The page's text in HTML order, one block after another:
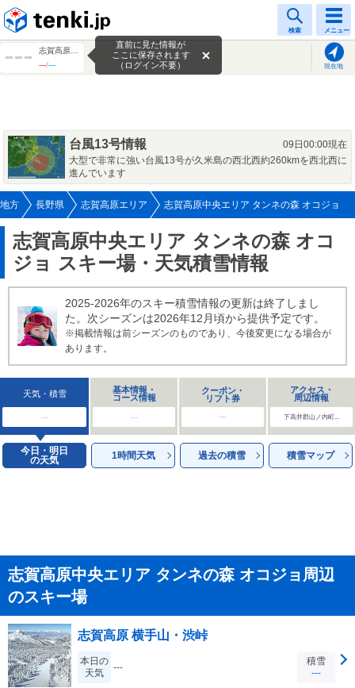
検索 メニュー
---/--- 現在地
直前に見た情報が
ここに保存されます
（ログイン不要）
台風13号情報
09日00:00現在
大型で非常に強い台風13号が久米島の西北西約260kmを西北西に
進んでいます
方 長野県 志賀高原エリア 志賀高原中央エリア タンネの森 オコジョ
志賀高原中央エリア タンネの森 オコ
ジョ スキー場・天気積雪情報
2025-2026年のスキー積雪情報の更新は終了しまし
た。次シーズンは2026年12月頃から提供予定です。
※掲載情報は前シーズンのものであり、今後変更になる場合が
あります。
天気・積雪
---
基本情報・
コース情報
---
クーポン・
リフト券
---
アクセス・
周辺情報
下高井郡山ノ内町...
今日・明日
の天気
1時間天気 過去の積雪 積雪マップ
志賀高原中央エリア タンネの森 オコジョ周辺
のスキー場
志賀高原 横手山・渋峠
本日の
天気
---
積雪
---